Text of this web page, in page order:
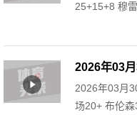
25+15+8 穆
2026年03
续135场
2026年03月
场20+ 布伦